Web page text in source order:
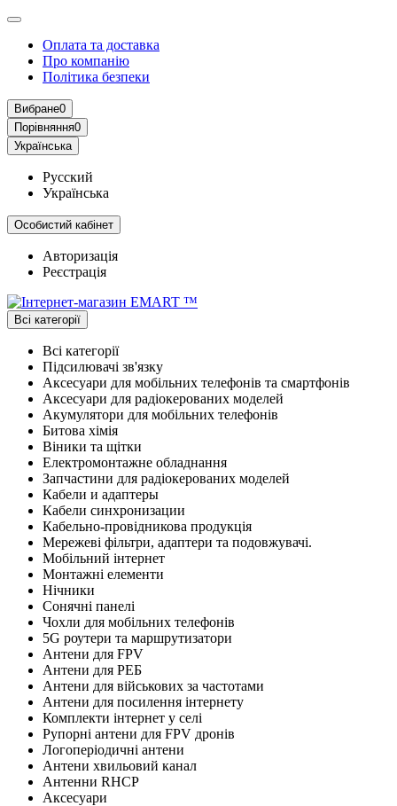
Оплата та доставка
Про компанію
Політика безпеки
Вибране0
Порівняння0
Українська
Русский
Українська
Особистий кабінет
Авторизація
Реєстрація
Всі категорії
Всі категорії
Підсилювачі зв'язку
Аксесуари для мобільних телефонів та смартфонів
Аксесуари для радіокерованих моделей
Акумулятори для мобільних телефонів
Битова хімія
Віники та щітки
Електромонтажне обладнання
Запчастини для радіокерованих моделей
Кабели и адаптеры
Кабели синхронизации
Кабельно-провідникова продукція
Мережеві фільтри, адаптери та подовжувачі.
Мобільний інтернет
Монтажні елементи
Нічники
Сонячні панелі
Чохли для мобільних телефонів
5G роутери та маршрутизатори
Антени для FPV
Антени для РЕБ
Антени для військових за частотами
Антени для посилення інтернету
Комплекти інтернет у селі
Рупорні антени для FPV дронів
Логоперіодичні антени
Антени хвильовий канал
Антенни RHCP
Аксесуари